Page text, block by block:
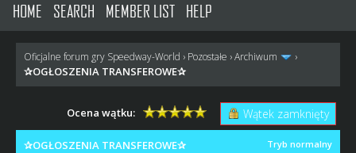
HOME SEARCH MEMBER LIST HELP
Oficjalne forum gry Speedway-World › Pozostałe ›Archiwum ›
✰OGŁOSZENIA TRANSFEROWE✰
Wątek zamknięty
Ocena wątku:
Tryb normalny
✰OGŁOSZENIA TRANSFEROWE✰